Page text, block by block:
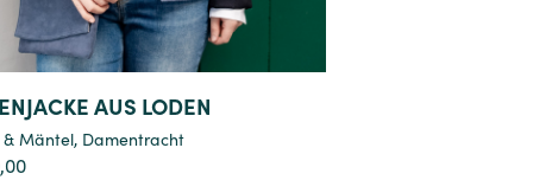
AUS LODEN
& Mäntel, Damentracht